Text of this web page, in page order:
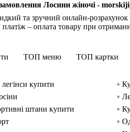
Лосини жіночі -
та зручний онлайн-розрахунок
– оплата товару при
ТОП меню ТОП картки
купити
штани купити